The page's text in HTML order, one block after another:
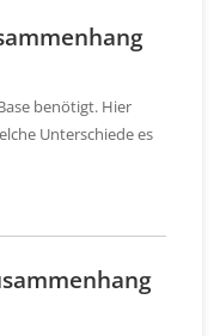
benötigt. Hier
Unterschiede es